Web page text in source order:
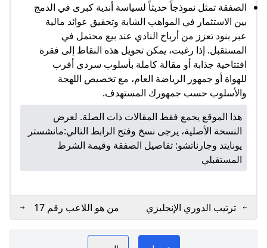
الصفقة تمثل نموذجاً حديثاً لسياسة أندية كبرى في الدمج
بين الاستثمار في المواهب الشابة وتحقيق عوائد مالية
عبر بنود تعزز من أرباح النادي عند بيع محتمل في
المستقبل. إذا رغبت، يمكن تحويل هذه النقاط إلى فقرة
افتتاحية جذابة أو مقالة كاملة بأسلوب سردي أقرب
للهواة أو جمهور الرياضة العام، مع تخصيص اللهجة
والأسلوب حسب جمهورك المستهدف.
هذا الموقع يجمع فقط المقالات ذات الصلة. لعرض
النسخة الأصلية، يرجى نسخ وفتح الرابط التالي:مانشستر
يونايتد وجارناتشو: تفاصيل الصفقة وقيمة الشرط
المستقبلي
ترتيب الدوري الإنجليزي
الممتاز 2025: كل ما
تحتاج معرفته
من هو اللاعب رقم 17
في مانشستر يونايتد
2025؟
منظمة مانشستر يونايتد غير